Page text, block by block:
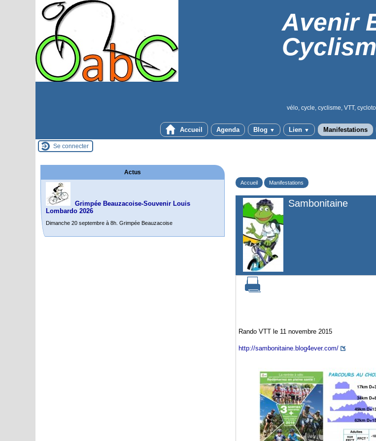
Avenir
vélo, cycle, cyclisme, VTT,
Accueil Agenda Blog ▼ Lien ▼ Manifestations
Se connecter
Accueil Manifestations
Sambonitaine
Rando VTT le 11 novembre 2015
http://sambonitaine.blog4ever.com/
Actus
Grimpée Beauzacoise-Souvenir Louis
Lombardo 2026
Dimanche 20 septembre à 8h. Grimpée Beauzacoise